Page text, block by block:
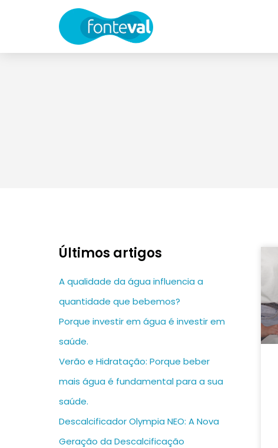
Últimos artigos
A qualidade da água influencia a
quantidade que bebemos?
Porque investir em água é investir em
saúde.
Verão e Hidratação: Porque beber
mais água é fundamental para a sua
saúde.
Descalcificador Olympia NEO: A Nova
Geração da Descalcificação